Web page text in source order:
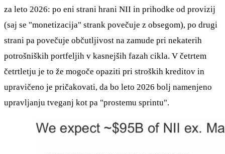
za leto 2026: po eni strani hrani NII in prihodke od provizij
(saj se "monetizacija" strank povečuje z obsegom), po drugi
strani pa povečuje občutljivost na zamude pri nekaterih
potrošniških portfeljih v kasnejših fazah cikla. V četrtem
četrtletju je to že mogoče opaziti pri stroških kreditov in
upravičeno je pričakovati, da bo leto 2026 bolj namenjeno
upravljanju tveganj kot pa "prostemu sprintu".